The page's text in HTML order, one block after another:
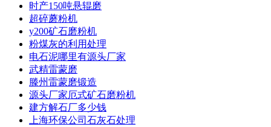
时产150吨悬辊磨
超碎蘑粉机
y200矿石磨粉机
粉煤灰的利用处理
电石泥哪里有源头厂家
武精雷蒙磨
滕州雷蒙磨锻造
源头厂家厄式矿石磨粉机
建方解石厂多少钱
上海环保公司石灰石处理